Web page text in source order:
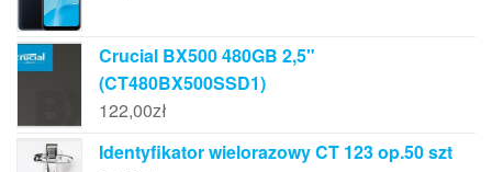
Crucial BX500 480GB 2,5"
(CT480BX500SSD1)
122,00zł
Identyfikator wielorazowy CT 123 op.50 szt